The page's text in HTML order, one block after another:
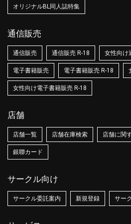
オリジナルBL同人誌特集
通信販売
通信販売 通信販売 R-18 女性向け
電子書籍販売 電子書籍販売 R-18
女性向け電子書籍販売 R-18
店舗
店舗一覧 店舗在庫検索 店舗に関
銀聯カード
サークル向け
サークル委託案内 新規登録 サー